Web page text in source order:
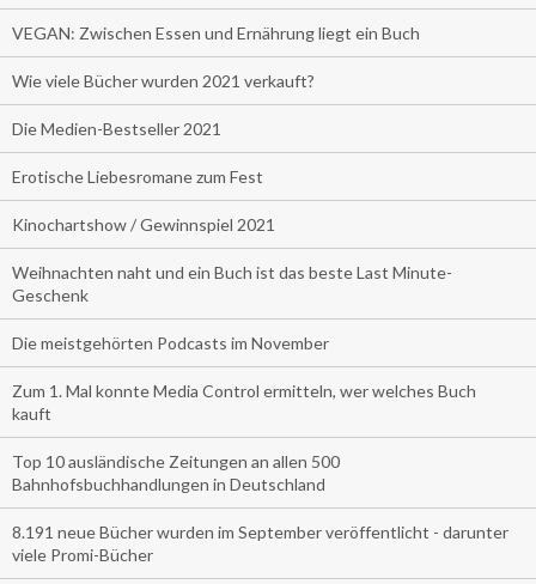
VEGAN: Zwischen Essen und Ernährung liegt ein Buch
Wie viele Bücher wurden 2021 verkauft?
Die Medien-Bestseller 2021
Erotische Liebesromane zum Fest
Kinochartshow / Gewinnspiel 2021
Weihnachten naht und ein Buch ist das beste Last Minute-
Geschenk
Die meistgehörten Podcasts im November
Zum 1. Mal konnte Media Control ermitteln, wer welches Buch
kauft
Top 10 ausländische Zeitungen an allen 500
Bahnhofsbuchhandlungen in Deutschland
8.191 neue Bücher wurden im September veröffentlicht - darunter
viele Promi-Bücher